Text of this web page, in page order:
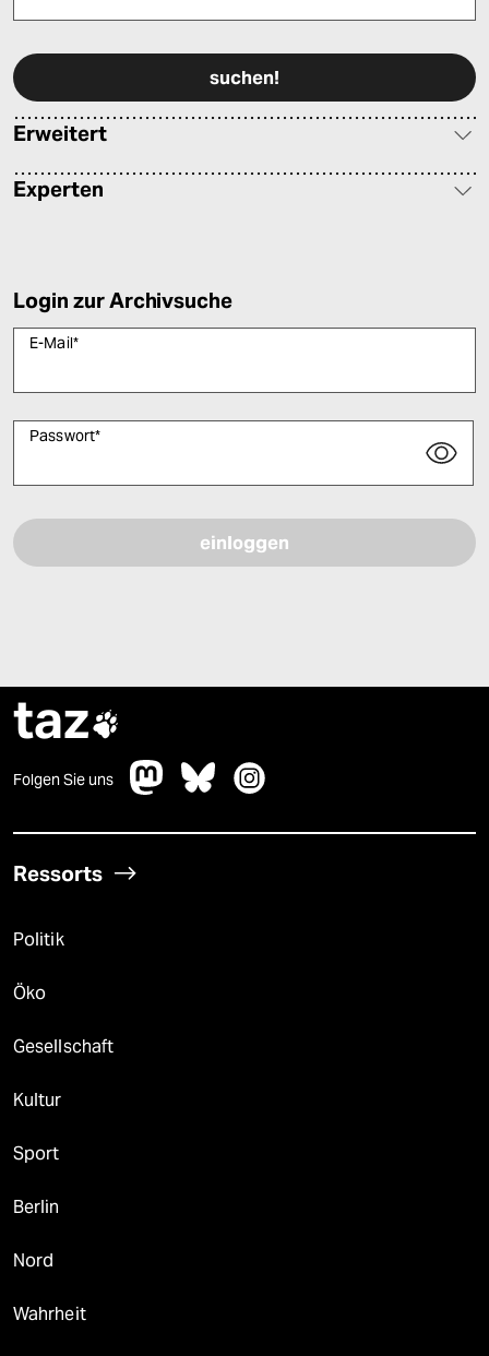
Erweitert
Experten
Login zur Archivsuche
E-Mail*
Passwort*
taz
Folgen Sie uns
Ressorts
Politik
Öko
Gesellschaft
Kultur
Sport
Berlin
Nord
Wahrheit